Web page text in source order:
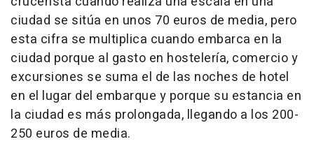
ciudad se sitúa en unos 70 euros de media, pero
esta cifra se multiplica cuando embarca en la
ciudad porque al gasto en hostelería, comercio y
excursiones se suma el de las noches de hotel
en el lugar del embarque y porque su estancia en
la ciudad es más prolongada, llegando a los 200-
250 euros de media.